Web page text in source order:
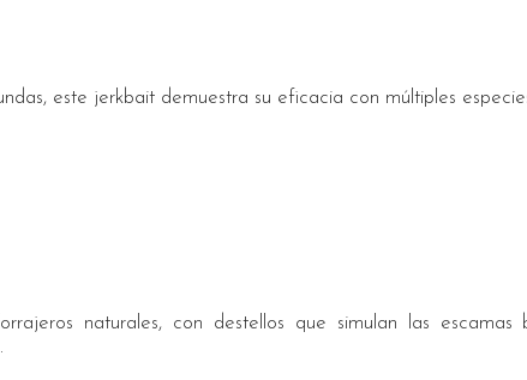
este jerkbait demuestra su eficacia con múltiples
naturales, con destellos que simulan las